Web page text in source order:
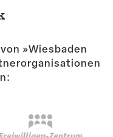
»Wiesbaden